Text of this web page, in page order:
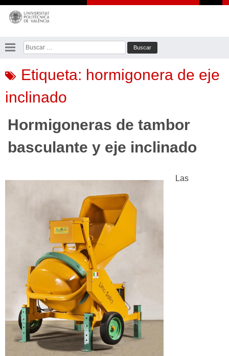
Saltar
contenido
Buscar:
Etiqueta: hormigonera de eje
inclinado
Hormigoneras de tambor
basculante y eje inclinado
Las